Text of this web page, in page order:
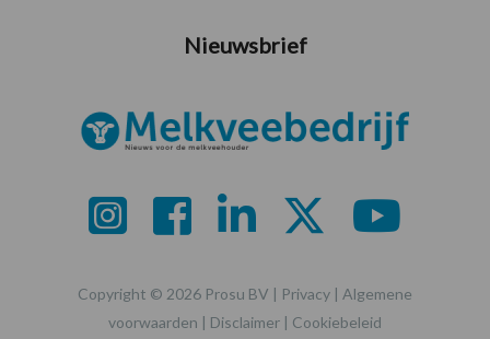
Nieuwsbrief
Copyright © 2026 Prosu BV | Privacy | Algemene
voorwaarden | Disclaimer | Cookiebeleid